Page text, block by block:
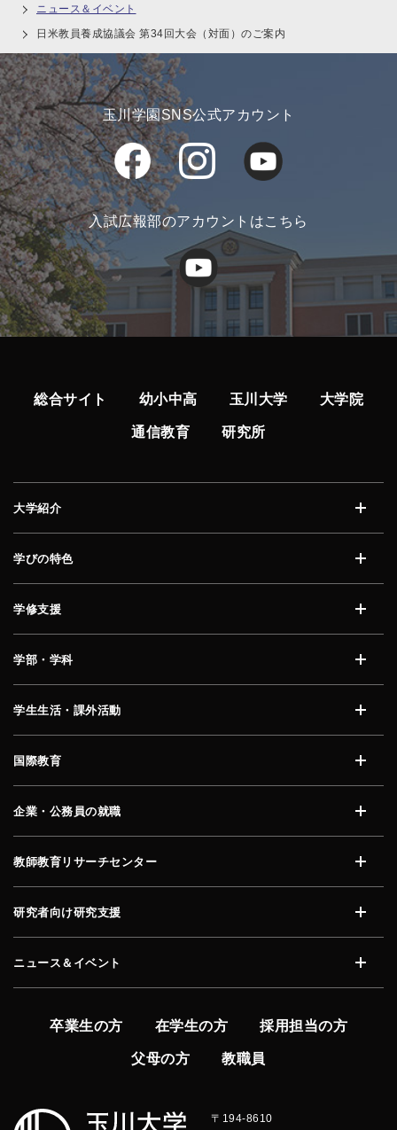
ニュース＆イベント
日米教員養成協議会 第34回大会（対面）のご案内
玉川学園SNS公式アカウント
入試広報部のアカウントはこちら
総合サイト 幼小中高 玉川大学 大学院
通信教育 研究所
大学紹介
学びの特色
学修支援
学部・学科
学生生活・課外活動
国際教育
企業・公務員の就職
教師教育リサーチセンター
研究者向け研究支援
ニュース＆イベント
卒業生の方 在学生の方 採用担当の方
父母の方 教職員
〒194-8610